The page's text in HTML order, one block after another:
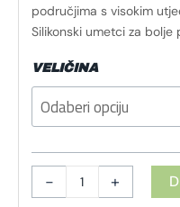
područjima s visokim
Silikonski umetci za bolje
VELIČINA
- +